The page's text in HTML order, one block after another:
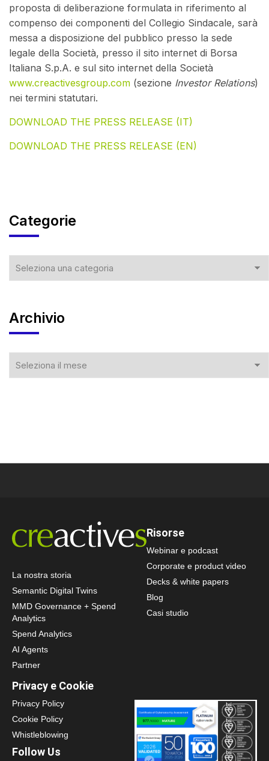
proposta di deliberazione formulata in riferimento al
compenso dei componenti del Collegio Sindacale, sarà
messa a disposizione del pubblico presso la sede
legale della Società, presso il sito internet di Borsa
Italiana S.p.A. e sul sito internet della Società
www.creactivesgroup.com (sezione Investor Relations)
nei termini statutari.
DOWNLOAD THE PRESS RELEASE (IT)
DOWNLOAD THE PRESS RELEASE (EN)
Categorie
Archivio
La nostra storia
Semantic Digital Twins
MMD Governance + Spend
Analytics
Spend Analytics
AI Agents
Partner
Risorse
Webinar e podcast
Corporate e product video
Decks & white papers
Blog
Casi studio
Privacy e Cookie
Privacy Policy
Cookie Policy
Whistleblowing
Follow Us